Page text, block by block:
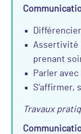
Assertivité
prenant
Parler
S’affirmer,
Travaux